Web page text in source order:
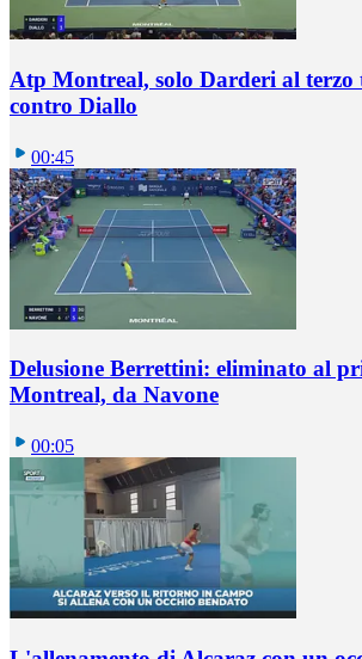
Atp Montreal, solo Darderi al
contro Diallo
00:45
Delusione Berrettini: eliminato al
Montreal, da Navone
00:05